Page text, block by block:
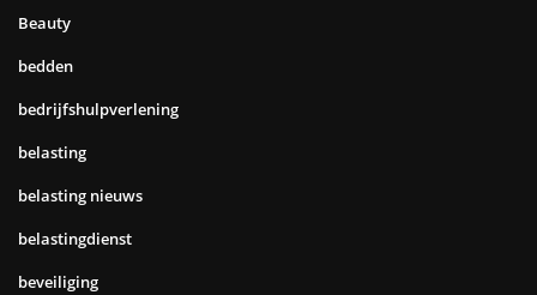
Beauty
bedden
bedrijfshulpverlening
belasting
belasting nieuws
belastingdienst
beveiliging